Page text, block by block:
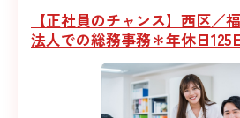
【正社員のチャンス】西区／
法人での総務事務＊年休日125